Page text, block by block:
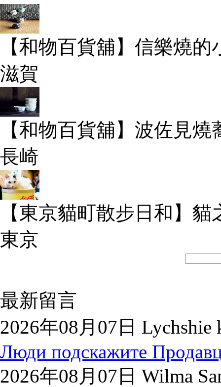
【和物百貨舖】信樂燒的
滋賀
【和物百貨舖】波佐見燒
長崎
【東京貓町散步日和】貓
東京
最新留言
2026年08月07日 Lychshie
Люди подскажите
2026年08月07日 Wilma